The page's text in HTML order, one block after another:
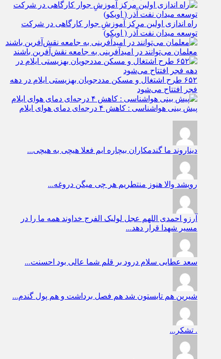
راه اندازی اولین مرکز آموزشِ جوار کارگاهی در شرکت
توسعه میدان نفت آذر ( اویکو)
معلمان می‌توانند در امیدآفرینی به جامعه نقش‌آفرین باشند
۶۵۲ طرح اشتغال و مسکن مددجویان بهزیستی ایلام در دهه
فجر افتتاح می‌شود
پیش بینی هواشناسی : کاهش ۴ درجه‌ای دمای هوای ایلام
دیناروند ما گندمکاران بیچاره ایم فعلا هیچی به هیچی...
رویشد والا هنوز منتطریم هر چی میگن دروغه...
آرزو احمدی اللهم عجل لولیک الفرج خداوند همه ما را در
مسیر شهدا قرار دهد...
سعد عطایی سلام درود بر قلم شما عالی بود احسنت...
شیرین هم تابستون شد هم فصل برداشت و هم پول گندم...
. تشکر...